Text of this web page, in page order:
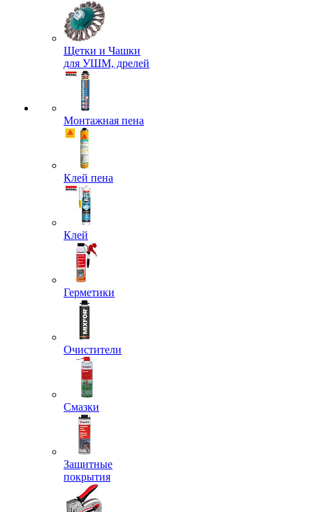
Щетки и Чашки
для УШМ, дрелей
Монтажная пена
Клей пена
Клей
Герметики
Очистители
Смазки
Защитные
покрытия